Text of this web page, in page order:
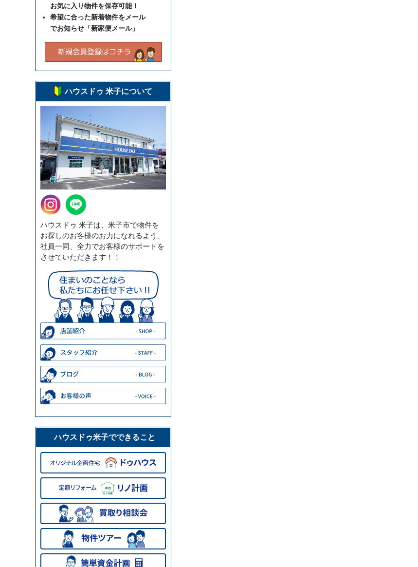
お気に入り物件を保存可能！
希望に合った新着物件をメール
でお知らせ「新家便メール」
ハウスドゥ 米子について
ハウスドゥ 米子は、米子市で物件を
お探しのお客様のお力になれるよう、
社員一同、全力でお客様のサポートを
させていただきます！！
ハウスドゥ米子でできること